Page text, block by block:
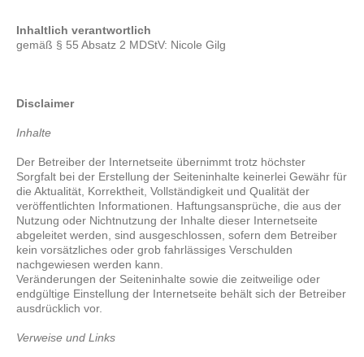
Inhaltlich verantwortlich
gemäß § 55 Absatz 2 MDStV: Nicole Gilg
Disclaimer
Inhalte
Der Betreiber der Internetseite übernimmt trotz höchster
Sorgfalt bei der Erstellung der Seiteninhalte keinerlei Gewähr für
die Aktualität, Korrektheit, Vollständigkeit und Qualität der
veröffentlichten Informationen. Haftungsansprüche, die aus der
Nutzung oder Nichtnutzung der Inhalte dieser Internetseite
abgeleitet werden, sind ausgeschlossen, sofern dem Betreiber
kein vorsätzliches oder grob fahrlässiges Verschulden
nachgewiesen werden kann.
Veränderungen der Seiteninhalte sowie die zeitweilige oder
endgültige Einstellung der Internetseite behält sich der Betreiber
ausdrücklich vor.
Verweise und Links